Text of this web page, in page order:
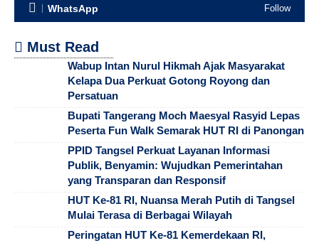
WhatsApp Follow
Must Read
Wabup Intan Nurul Hikmah Ajak Masyarakat
Kelapa Dua Perkuat Gotong Royong dan
Persatuan
Bupati Tangerang Moch Maesyal Rasyid Lepas
Peserta Fun Walk Semarak HUT RI di Panongan
PPID Tangsel Perkuat Layanan Informasi
Publik, Benyamin: Wujudkan Pemerintahan
yang Transparan dan Responsif
HUT Ke-81 RI, Nuansa Merah Putih di Tangsel
Mulai Terasa di Berbagai Wilayah
Peringatan HUT Ke-81 Kemerdekaan RI,